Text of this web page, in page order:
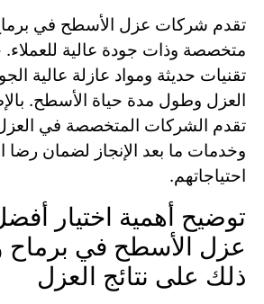
تقدم شركات عزل الأسطح في
متخصصة وذات جودة عالية
تقنيات حديثة ومواد عازلة عالية
العزل وطول مدة حياة الأسطح.
تقدم الشركات المتخصصة في
وخدمات ما بعد الإنجاز لضمان رضا
احتياجاتهم.
توضيح أهمية اختيار
عزل الأسطح في برماح
ذلك على نتائج العزل